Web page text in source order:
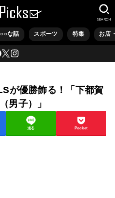
○○な話 スポーツ 特集 お店
SEARCH
が優勝飾る！「下都賀
男子）」
送る Pocket